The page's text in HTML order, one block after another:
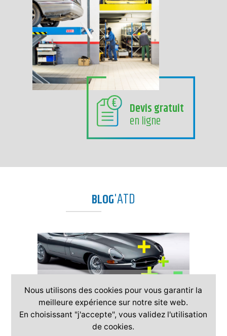
Devis gratuit
en ligne
BLOG'ATD
Nous utilisons des cookies pour vous garantir la
meilleure expérience sur notre site web.
En choisissant "j'accepte", vous validez l'utilisation
de cookies.